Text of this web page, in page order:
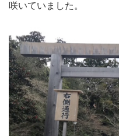
咲いていました。